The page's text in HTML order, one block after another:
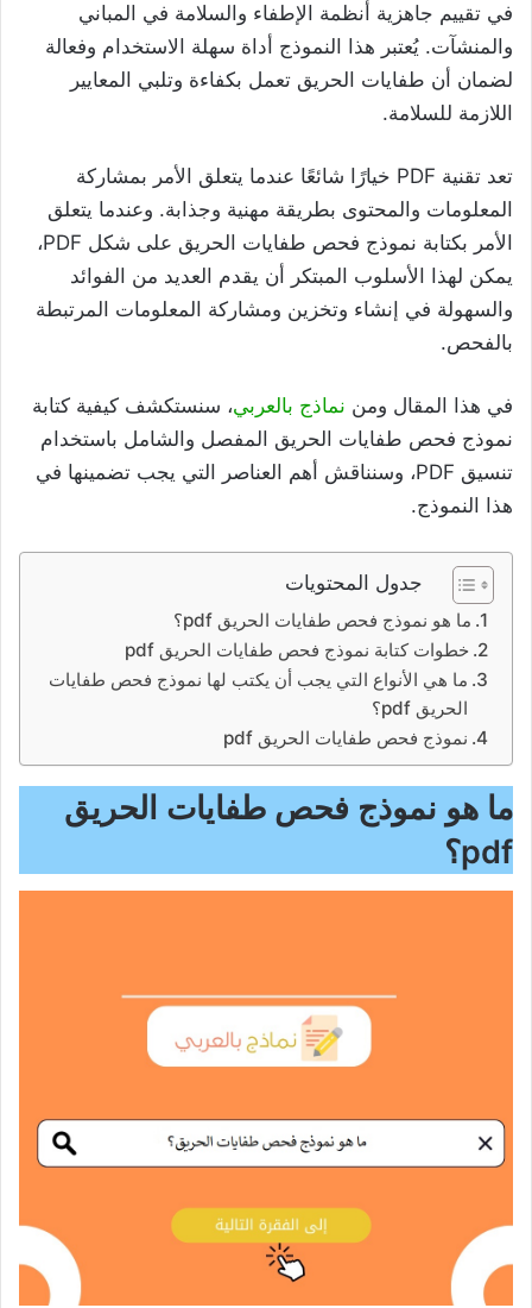
في تقييم جاهزية أنظمة الإطفاء والسلامة في المباني
والمنشآت. يُعتبر هذا النموذج أداة سهلة الاستخدام وفعالة
لضمان أن طفايات الحريق تعمل بكفاءة وتلبي المعايير
اللازمة للسلامة.
تعد تقنية PDF خيارًا شائعًا عندما يتعلق الأمر بمشاركة
المعلومات والمحتوى بطريقة مهنية وجذابة. وعندما يتعلق
الأمر بكتابة نموذج فحص طفايات الحريق على شكل PDF،
يمكن لهذا الأسلوب المبتكر أن يقدم العديد من الفوائد
والسهولة في إنشاء وتخزين ومشاركة المعلومات المرتبطة
بالفحص.
في هذا المقال ومن نماذج بالعربي، سنستكشف كيفية كتابة
نموذج فحص طفايات الحريق المفصل والشامل باستخدام
تنسيق PDF، وسنناقش أهم العناصر التي يجب تضمينها في
هذا النموذج.
جدول المحتويات
ما هو نموذج فحص طفايات الحريق pdf؟
خطوات كتابة نموذج فحص طفايات الحريق pdf
ما هي الأنواع التي يجب أن يكتب لها نموذج فحص طفايات
الحريق pdf؟
نموذج فحص طفايات الحريق pdf
ما هو نموذج فحص طفايات الحريق
pdf؟